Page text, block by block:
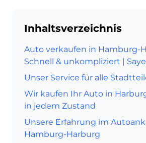
Inhaltsverzeichnis
Auto verkaufen in Hamburg-
Schnell & unkompliziert |
Unser Service für alle
Wir kaufen Ihr Auto in
in jedem Zustand
Unsere Erfahrung im
Hamburg-Harburg